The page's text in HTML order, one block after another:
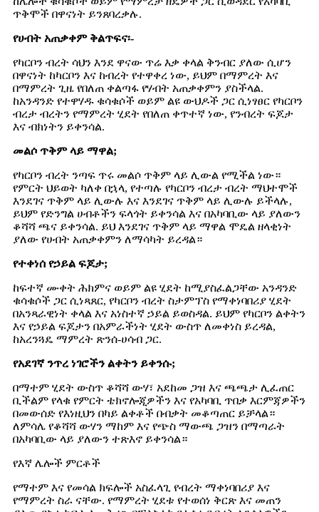
ጥቅሞች በዋናነት ይንጸባረቃሉ.
የሀብት አጠቃቀም ቅልጥፍና፡-
የካርቦን ብረት ሳህን እንደ ዋናው ጥሬ እቃ ቀላል ቅንብር ያለው ሲሆን
በዋናነት ከካርቦን እና ከብረት የተዋቀረ ነው, ይህም በማምረት እና
በማምረት ጊዜ የበለጠ ቀልጣፋ የሃብት አጠቃቀምን ያስችላል.
ከአንዳንድ የተዋሃዱ ቁሳቁሶች ወይም ልዩ ውህዶች ጋር ሲነፃፀር የካርቦን
ብረታ ብረትን የማምረት ሂደት የበለጠ ቀጥተኛ ነው, የንብረት ፍጆታ
እና ብክነትን ይቀንሳል.
መልሶ ጥቅም ላይ ማዋል;
የካርቦን ብረት ንጣፍ ጥሩ መልሶ ጥቅም ላይ ሊውል የሚችል ነው።
የምርት ህይወት ካለቀ በኋላ, የተጣሉ የካርቦን ብረታ ብረት ማህተሞች
እንደገና ጥቅም ላይ ሊውሉ እና እንደገና ጥቅም ላይ ሊውሉ ይችላሉ,
ይህም የድንግል ሀብቶችን ፍላጎት ይቀንሳል እና በአካባቢው ላይ ያለውን
ቆሻሻ ጫና ይቀንሳል. ይህ እንደገና ጥቅም ላይ ማዋል ሞዴል ዘላቂነት
ያለው የሀብት አጠቃቀምን ለማሳካት ይረዳል።
የተቀነሰ የኃይል ፍጆታ;
ከፍተኛ ሙቀት ሕክምና ወይም ልዩ ሂደት ከሚያስፈልጋቸው አንዳንድ
ቁሳቁሶች ጋር ሲነጻጸር, የካርቦን ብረት ስታምፕስ የማቀነባበሪያ ሂደት
በአንጻራዊነት ቀላል እና አነስተኛ ኃይል ይወስዳል. ይህም የካርቦን ልቀትን
እና የኃይል ፍጆታን በአምራችነት ሂደት ውስጥ ለመቀነስ ይረዳል,
ከአረንጓዴ ማምረት ጽንሰ-ሀሳብ ጋር.
የአደገኛ ንጥረ ነገሮችን ልቀትን ይቀንሱ;
በማተም ሂደት ውስጥ ቆሻሻ ውሃ፣ አደከመ ጋዝ እና ጫጫታ ሊፈጠር
ቢችልም የላቁ የምርት ቴክኖሎጂዎችን እና የአካባቢ ጥበቃ እርምጃዎችን
በመውሰድ የእነዚህን በካይ ልቀቶች በብቃት መቆጣጠር ይቻላል።
ለምሳሌ የቆሻሻ ውሃን ማከም እና የጭስ ማውጫ ጋዝን በማጣራት
በአካባቢው ላይ ያለውን ተጽእኖ ይቀንሳል።
የእኛ ሌሎች ምርቶች
የማተም እና የመሳል ክፍሎች አስፈላጊ የብረት ማቀነባበሪያ እና
የማምረት ስራ ናቸው. የማምረት ሂደቱ የተወሰነ ቅርጽ እና መጠን